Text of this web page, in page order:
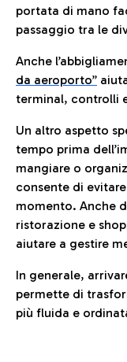
portata di mano
passaggio tra le
Anche
da aeroporto” a
terminal, controlli
Un altro aspetto
tempo prima
mangiare o
consente di
momento. Anche
ristorazione e
aiutare a gestire
In generale,
permette di
più fluida e